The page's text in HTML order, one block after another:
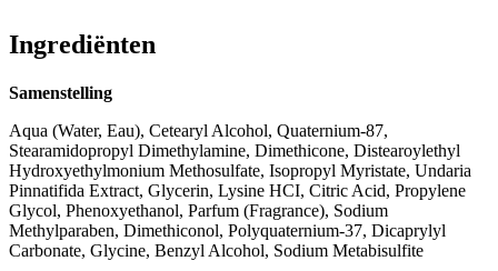
Ingrediënten
Samenstelling
Aqua (Water, Eau), Cetearyl Alcohol, Quaternium-87,
Stearamidopropyl Dimethylamine, Dimethicone, Distearoylethyl
Hydroxyethylmonium Methosulfate, Isopropyl Myristate, Undaria
Pinnatifida Extract, Glycerin, Lysine HCI, Citric Acid, Propylene
Glycol, Phenoxyethanol, Parfum (Fragrance), Sodium
Methylparaben, Dimethiconol, Polyquaternium-37, Dicaprylyl
Carbonate, Glycine, Benzyl Alcohol, Sodium Metabisulfite